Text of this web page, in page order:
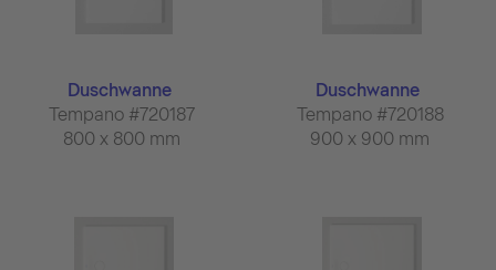
Duschwanne
Tempano #720187
800 x 800 mm
Duschwanne
Tempano #720188
900 x 900 mm